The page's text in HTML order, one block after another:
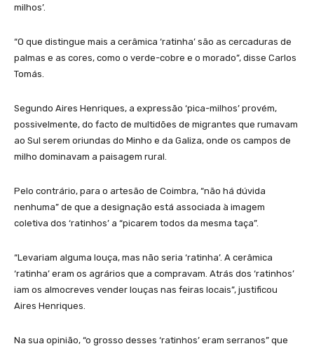
milhos’.
“O que distingue mais a cerâmica ‘ratinha’ são as cercaduras de
palmas e as cores, como o verde-cobre e o morado”, disse Carlos
Tomás.
Segundo Aires Henriques, a expressão ‘pica-milhos’ provém,
possivelmente, do facto de multidões de migrantes que rumavam
ao Sul serem oriundas do Minho e da Galiza, onde os campos de
milho dominavam a paisagem rural.
Pelo contrário, para o artesão de Coimbra, “não há dúvida
nenhuma” de que a designação está associada à imagem
coletiva dos ‘ratinhos’ a “picarem todos da mesma taça”.
“Levariam alguma louça, mas não seria ‘ratinha’. A cerâmica
‘ratinha’ eram os agrários que a compravam. Atrás dos ‘ratinhos’
iam os almocreves vender louças nas feiras locais”, justificou
Aires Henriques.
Na sua opinião, “o grosso desses ‘ratinhos’ eram serranos” que